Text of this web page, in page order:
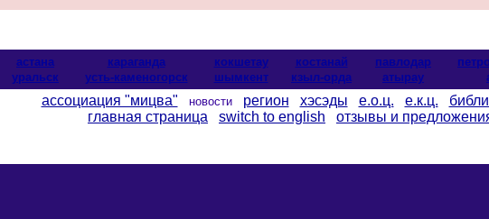
астана караганда кокшетау костанай павлодар
уральск усть-каменогорск шымкент кзыл-орда атырау
ассоциация "мицва" новости регион хэсэды е.о.ц. е.к.ц.
главная страница
switch to english отзывы и